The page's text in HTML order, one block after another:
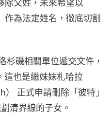
除父姓，未來希望以
作為法定姓名，徹底切割
杉磯相關單位遞交文件，
這也是繼妹妹札哈拉
） 正式申請刪除「彼特」
清界線的子女。